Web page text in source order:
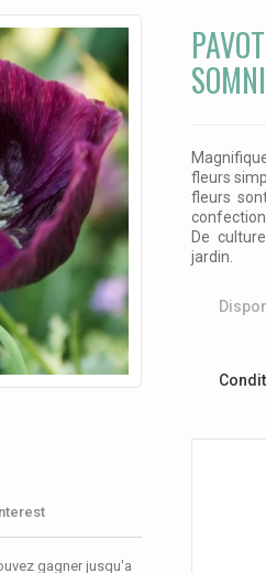
gagner jusqu'a
fleurs
fleurs
confection
De
jardin.